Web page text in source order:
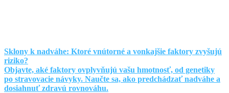
Sklony k nadváhe: Ktoré vnútorné a vonkajšie faktory zvyšujú
riziko?
Objavte, aké faktory ovplyvňujú vašu hmotnosť, od genetiky
po stravovacie návyky. Naučte sa, ako predchádzať nadváhe a
dosiahnuť zdravú rovnováhu.